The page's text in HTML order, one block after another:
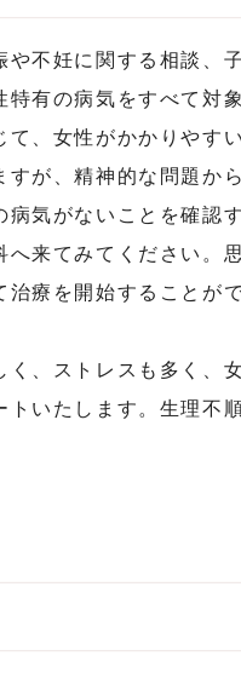
不妊に関する相談、
有の病気をすべて対
、女性がかかりやす
が、精神的な問題か
気がないことを確認
来てみてください。
療を開始することが
、ストレスも多く
いたします。生理